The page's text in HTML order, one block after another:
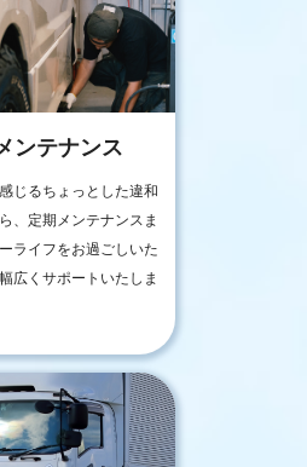
ンテナンス
じるちょっとした違和
、定期メンテナンスま
ライフをお過ごしいた
広くサポートいたしま